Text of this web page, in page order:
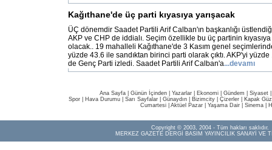
Kağıthane'de üç parti kıyasıya yarışacak
ÜÇ dönemdir Saadet Partili Arif Calban'ın başkanlığı
AKP ve CHP de iddialı. Seçim özellikle bu üç partinin
olacak.. 19 mahalleli Kağıthane'de 3 Kasım genel
yüzde 43.6 ile sandıktan birinci parti olarak çıktı. AKP'yi
de Genç Parti izledi. Saadet Partili Arif Calban'a...devamı
Ana Sayfa| Günün İçinden| Yazarlar| Ekonomi| Gündem Siyaset
Spor
Hava Durumu Sarı Sayfalar Günaydın Bizimcity Çizerler
Kapak
Cumartesi
Aktüel Pazar Yaşama Dair Sinema
Copyright © 2003, 2004 - Tüm hakları saklıdır.
MERKEZ GAZETE DERGİ BASIM YAYINCILIK SANAYİ VE